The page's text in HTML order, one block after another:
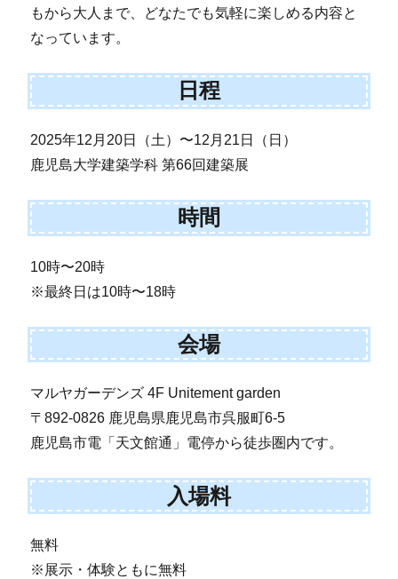
もから大人まで、どなたでも気軽に楽しめる内容と
なっています。
日程
2025年12月20日（土）〜12月21日（日）
鹿児島大学建築学科 第66回建築展
時間
10時〜20時
※最終日は10時〜18時
会場
マルヤガーデンズ 4F Unitement garden
〒892-0826 鹿児島県鹿児島市呉服町6-5
鹿児島市電「天文館通」電停から徒歩圏内です。
入場料
無料
※展示・体験ともに無料